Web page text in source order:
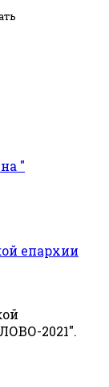
"
епархии
2021".